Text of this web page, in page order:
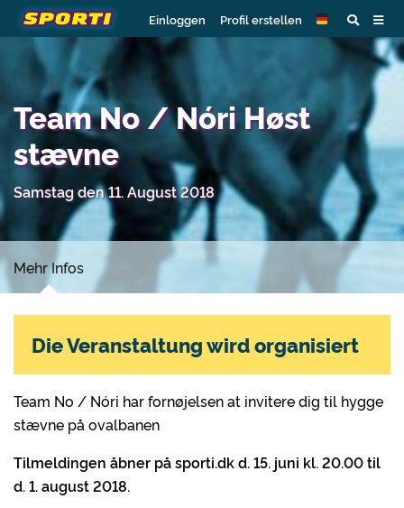
Einloggen Profil erstellen
Team No / Nóri Høst
stævne
Samstag den 11. August 2018
Mehr Infos
Team No / Nóri har fornøjelsen at invitere dig til hygge
stævne på ovalbanen
Tilmeldingen åbner på sporti.dk d. 15. juni kl. 20.00 til
d. 1. august 2018.
Die Veranstaltung wird organisiert